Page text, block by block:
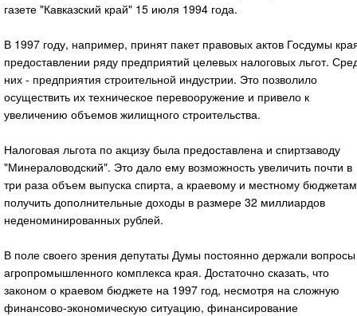
газете "Кавказский край" 15 июля 1994 года.
В 1997 году, например, принят пакет правовых актов Госдумы
предоставлении ряду предприятий целевых налоговых льгот.
них - предприятия строительной индустрии. Это позволило
осуществить их техническое перевооружение и привело к
увеличению объемов жилищного строительства.
Налоговая льгота по акцизу была предоставлена и спиртзаводу
"Минераловодский". Это дало ему возможность увеличить почти в
три раза объем выпуска спирта, а краевому и местному
получить дополнительные доходы в размере 32 миллиардов
неденоминированных рублей.
В поле своего зрения депутаты Думы постоянно держали вопросы
агропромышленного комплекса края. Достаточно сказать, что
законом о краевом бюджете на 1997 год, несмотря на сложную
финансово-экономическую ситуацию, финансирование